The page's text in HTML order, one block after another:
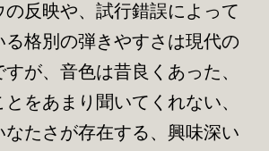
の反映や、試行錯誤によって
格別の弾きやすさは現代の
が、音色は昔良くあった、
をあまり聞いてくれない、
なたさが存在する、興味深い